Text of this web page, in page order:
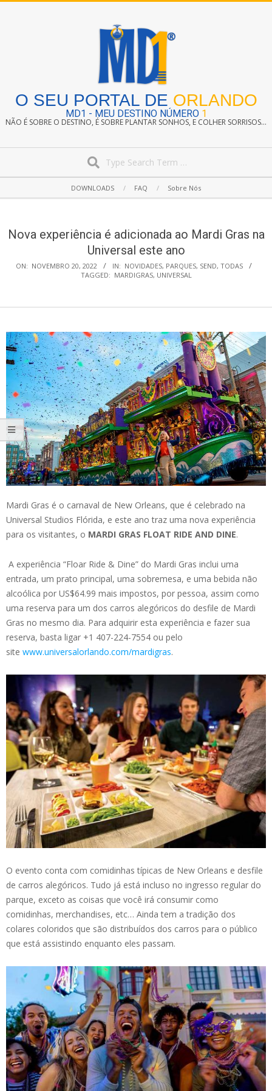
O SEU PORTAL DE ORLANDO
MD1 - MEU DESTINO NÚMERO 1
NÃO É SOBRE O DESTINO, É SOBRE PLANTAR SONHOS, E COLHER SORRISOS...
Navigation
DOWNLOADS FAQ Sobre Nós
Nova experiência é adicionada ao Mardi Gras na
Universal este ano
ON: NOVEMBRO 20, 2022 IN: NOVIDADES, PARQUES, SEND, TODAS
TAGGED: MARDIGRAS, UNIVERSAL
Mardi Gras é o carnaval de New Orleans, que é celebrado na
Universal Studios Flórida, e este ano traz uma nova experiência
para os visitantes, o MARDI GRAS FLOAT RIDE AND DINE.
A experiência “Floar Ride & Dine” do Mardi Gras inclui uma
entrada, um prato principal, uma sobremesa, e uma bebida não
alcoólica por US$64.99 mais impostos, por pessoa, assim como
uma reserva para um dos carros alegóricos do desfile de Mardi
Gras no mesmo dia. Para adquirir esta experiência e fazer sua
reserva, basta ligar +1 407-224-7554 ou pelo
site www.universalorlando.com/mardigras.
O evento conta com comidinhas típicas de New Orleans e desfile
de carros alegóricos. Tudo já está incluso no ingresso regular do
parque, exceto as coisas que você irá consumir como
comidinhas, merchandises, etc… Ainda tem a tradição dos
colares coloridos que são distribuídos dos carros para o público
que está assistindo enquanto eles passam.